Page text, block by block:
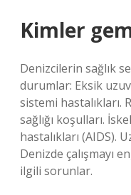
Kimler
Denizcilerin sağlık
durumlar: Eksik
sistemi
sağlığı koşulları.
hastalıkları (AIDS).
Denizde çalışmayı
ilgili sorunlar.